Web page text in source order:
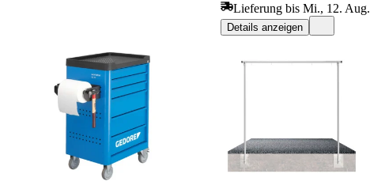
Lieferung bis Mi., 12. Aug.
Details anzeigen